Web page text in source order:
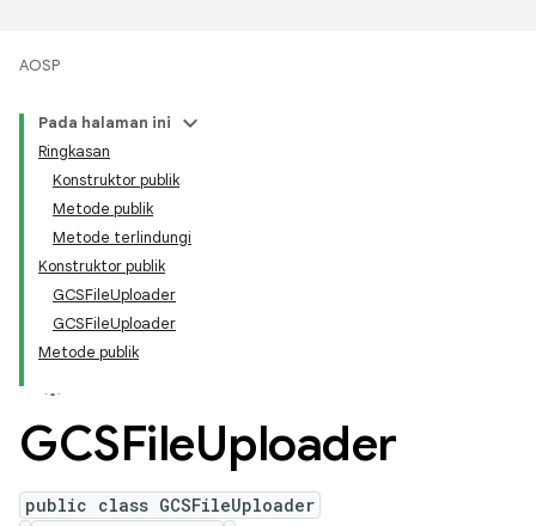
AOSP
Pada halaman ini
Ringkasan
Konstruktor publik
Metode publik
Metode terlindungi
Konstruktor publik
GCSFileUploader
GCSFileUploader
Metode publik
GCSFileUploader
public class GCSFileUploader